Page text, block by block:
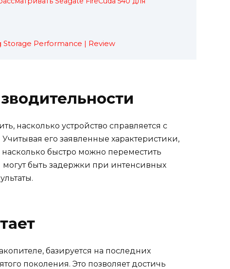
Storage Performance | Review
насколько устройство справляется с
его заявленные характеристики,
быстро можно переместить
быть задержки при интенсивных
базируется на последних
поколения. Это позволяет достичь